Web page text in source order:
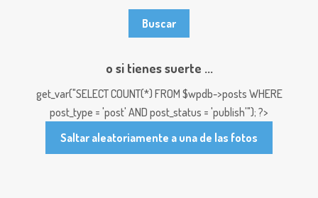
o si tienes suerte ...
get_var("SELECT COUNT(*) FROM $wpdb->posts WHERE
post_type = 'post' AND post_status = 'publish'"); ?>
Saltar aleatoriamente a una de las fotos